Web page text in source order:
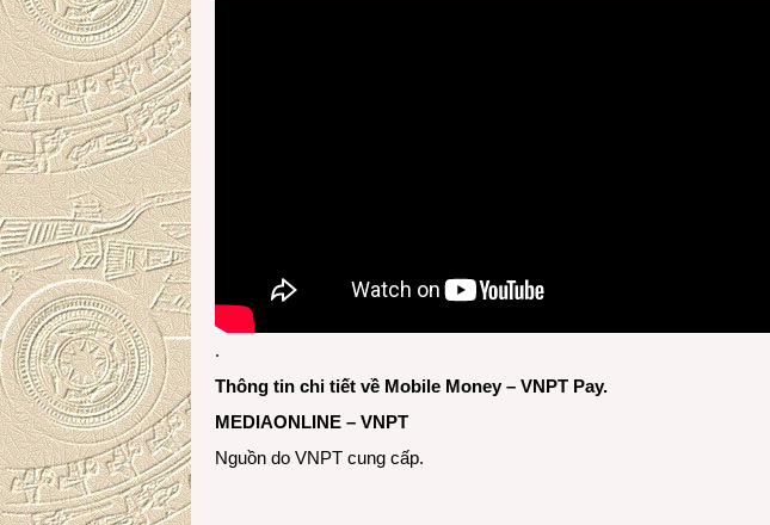
.
Thông tin chi tiết về Mobile Money – VNPT Pay.
MEDIAONLINE – VNPT
Nguồn do VNPT cung cấp.